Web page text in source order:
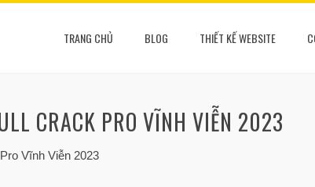
TRANG CHỦ BLOG THIẾT KẾ WEBSITE
CRACK PRO VĨNH VIỄN 2023
Vĩnh Viễn 2023